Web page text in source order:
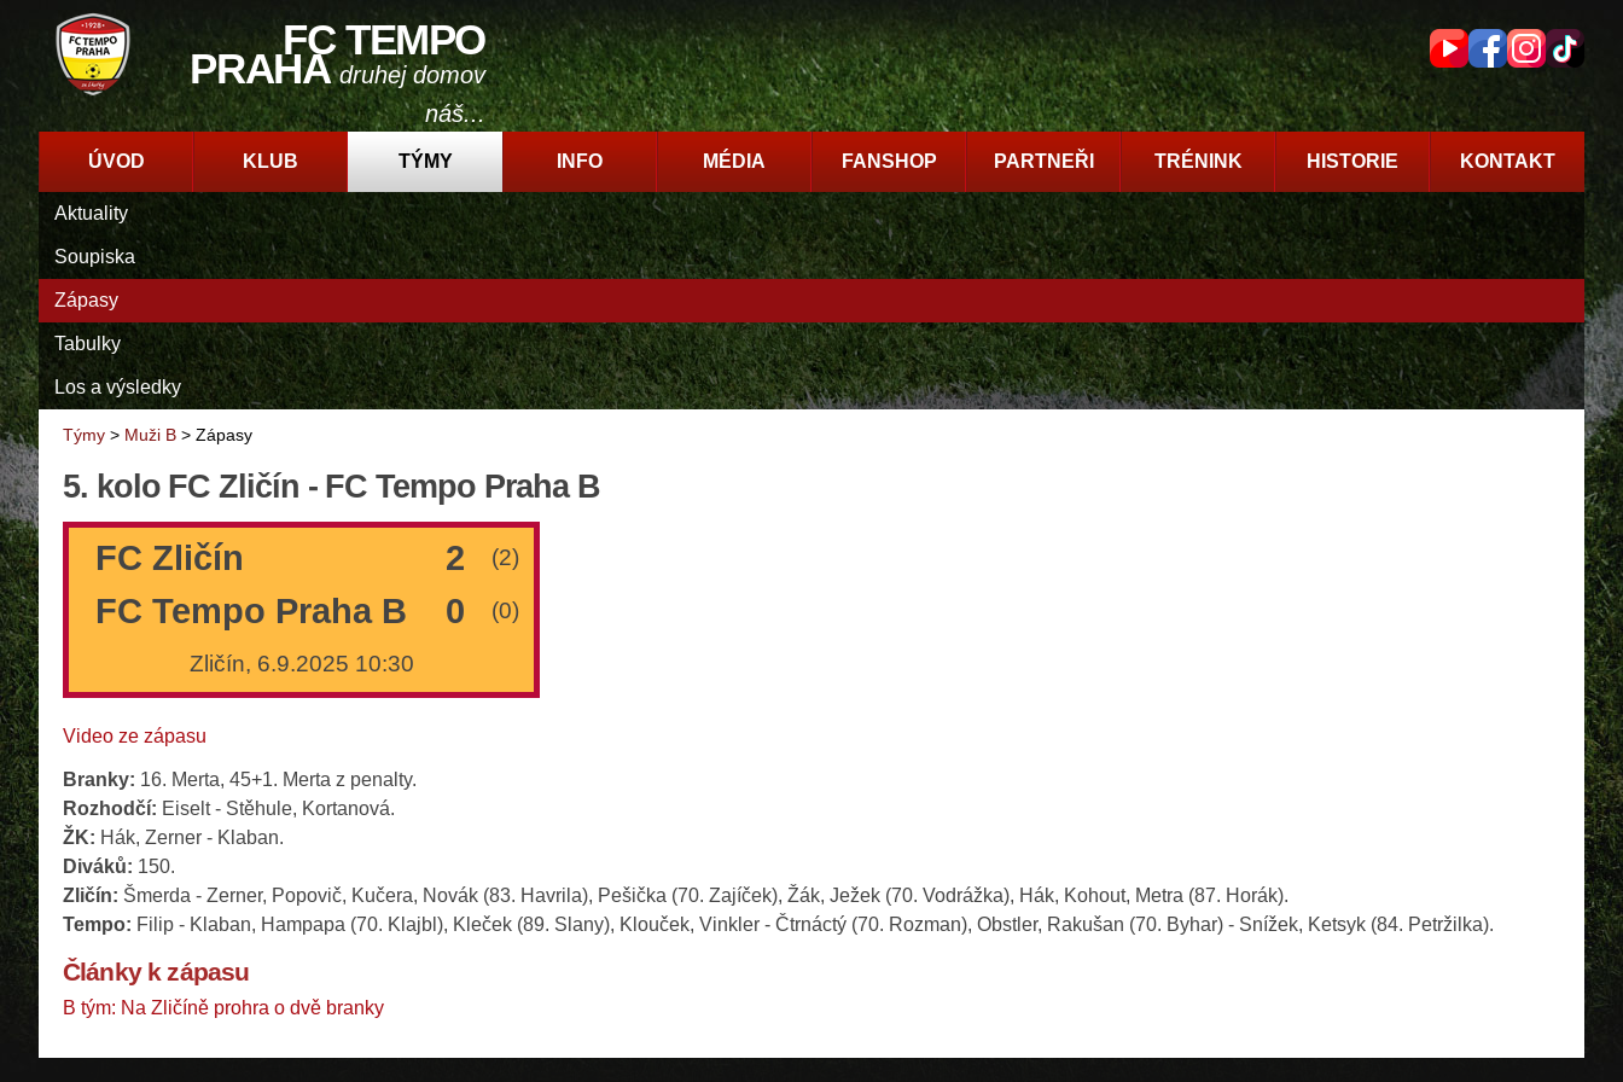
FC TEMPO
PRAHAdruhej domov
náš...
ÚVOD KLUB TÝMY INFO MÉDIA FANSHOP PARTNEŘI TRÉNINK HISTORIE KONTAKT
Aktuality
Soupiska
Zápasy
Tabulky
Los a výsledky
Týmy > Muži B > Zápasy
5. kolo FC Zličín - FC Tempo Praha B
FC Zličín 2 (2)
FC Tempo Praha B 0 (0)
Zličín, 6.9.2025 10:30
Video ze zápasu
Branky: 16. Merta, 45+1. Merta z penalty.
Rozhodčí: Eiselt - Stěhule, Kortanová.
ŽK: Hák, Zerner - Klaban.
Diváků: 150.
Zličín: Šmerda - Zerner, Popovič, Kučera, Novák (83. Havrila), Pešička (70. Zajíček), Žák, Ježek (70. Vodrážka), Hák, Kohout, Metra (87. Horák).
Tempo: Filip - Klaban, Hampapa (70. Klajbl), Kleček (89. Slany), Klouček, Vinkler - Čtrnáctý (70. Rozman), Obstler, Rakušan (70. Byhar) - Snížek, Ketsyk (84. Petržilka).
Články k zápasu
B tým: Na Zličíně prohra o dvě branky